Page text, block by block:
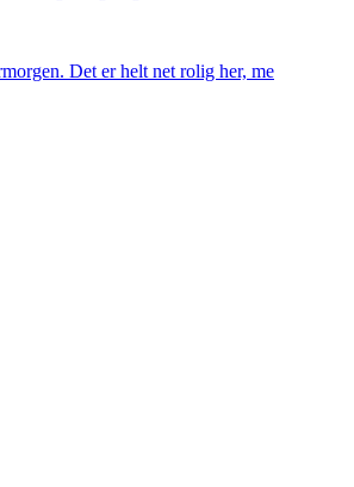
Det er helt net rolig her, me